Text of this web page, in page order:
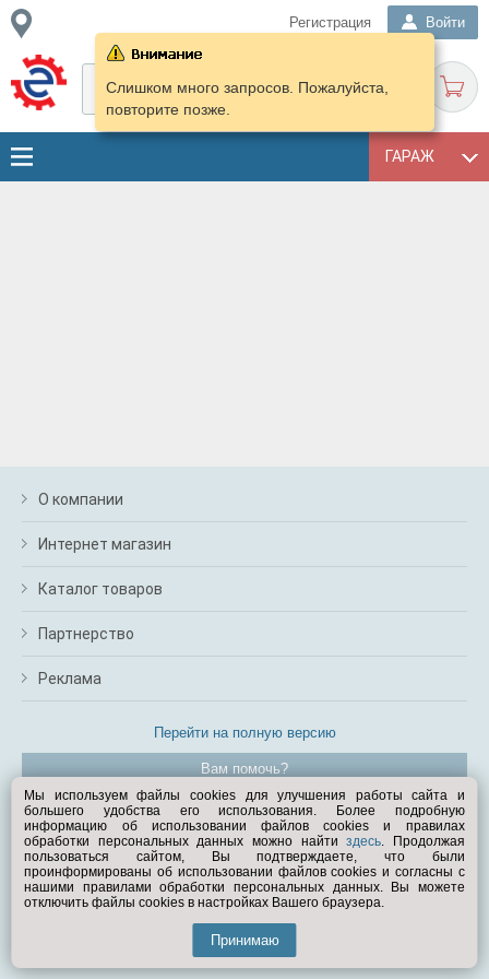
Регистрация Войти
ГАРАЖ
Слишком много запросов. Пожалуйста,
повторите позже.
О компании
Интернет магазин
Каталог товаров
Партнерство
Реклама
Перейти на полную версию
Вам помочь?
© Exist.ru 1998—2026
Мы используем файлы cookies для улучшения работы сайта и
большего удобства его использования. Более подробную
информацию об использовании файлов cookies и правилах
обработки персональных данных можно найтиздесь. Продолжая
пользоваться сайтом, Вы подтверждаете, что были
проинформированы об использовании файлов cookies и согласны с
нашими правилами обработки персональных данных. Вы можете
отключить файлы cookies в настройках Вашего браузера.
Принимаю